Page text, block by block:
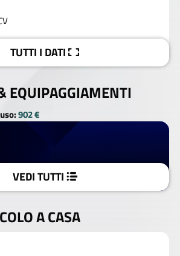
TUTTI I DATI
EQUIPAGGIAMENTI
902 €
VEDI TUTTI
A CASA